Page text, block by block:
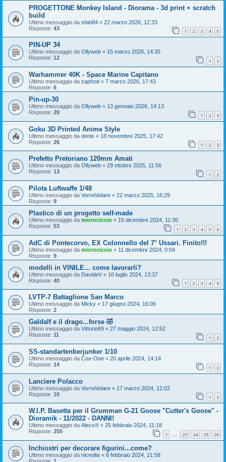
PROGETTONE Monkey Island - Diorama - 3d print + scratch
build
Ultimo messaggio da sfab84 « 22 marzo 2026, 12:33
Risposte: 43 1 2 3 4 5
PIN-UP 34
Ultimo messaggio da Ollyweb « 15 marzo 2026, 14:35
Risposte: 12 1 2
Warhammer 40K - Space Marine Capitano
Ultimo messaggio da zaphod « 7 marzo 2026, 17:43
Risposte: 6
Pin-up-30
Ultimo messaggio da Ollyweb « 13 gennaio 2026, 14:13
Risposte: 20 1 2 3
Goku 3D Printed Anime Style
Ultimo messaggio da denis « 18 novembre 2025, 17:42
Risposte: 26 1 2 3
Prefetto Pretoriano 120mm Amati
Ultimo messaggio da Ollyweb « 29 ottobre 2025, 11:56
Risposte: 13 1 2
Pilota Luftwaffe 1/48
Ultimo messaggio da VorreiVolare « 22 marzo 2025, 16:29
Risposte: 9
Plastico di un progetto self-made
Ultimo messaggio da microciccio « 15 dicembre 2024, 11:30
Risposte: 53 1 2 3 4 5 6
AdC di Pontecorvo, EX Colonnello del 7° Ussari. Finito!!!
Ultimo messaggio da microciccio « 11 dicembre 2024, 0:04
Risposte: 9
modelli in VINILE... come lavorarli?
Ultimo messaggio da DavideV « 10 luglio 2024, 13:37
Risposte: 40 1 2 3 4 5
LVTP-7 Battaglione San Marco
Ultimo messaggio da Micky « 17 giugno 2024, 16:06
Risposte: 2
Galdalf e il drago...forse 🤣
Ultimo messaggio da Vittorio69 « 27 maggio 2024, 12:52
Risposte: 11 1 2
SS-standartenberjunker 1/10
Ultimo messaggio da Cox-One « 20 aprile 2024, 14:14
Risposte: 14 1 2
Lanciere Polacco
Ultimo messaggio da VorreiVolare « 17 marzo 2024, 12:02
Risposte: 10 1 2
W.I.P. Basetta per il Grumman G-21 Goose "Cutter's Goose" -
Dioramik - 11/2022 - DANNI!
Ultimo messaggio da Alecs® « 25 febbraio 2024, 11:18
Risposte: 255 1 … 23 24 25 26
Inchiostri per decorare figurini...come?
Ultimo messaggio da nicnolte « 6 febbraio 2024, 21:58